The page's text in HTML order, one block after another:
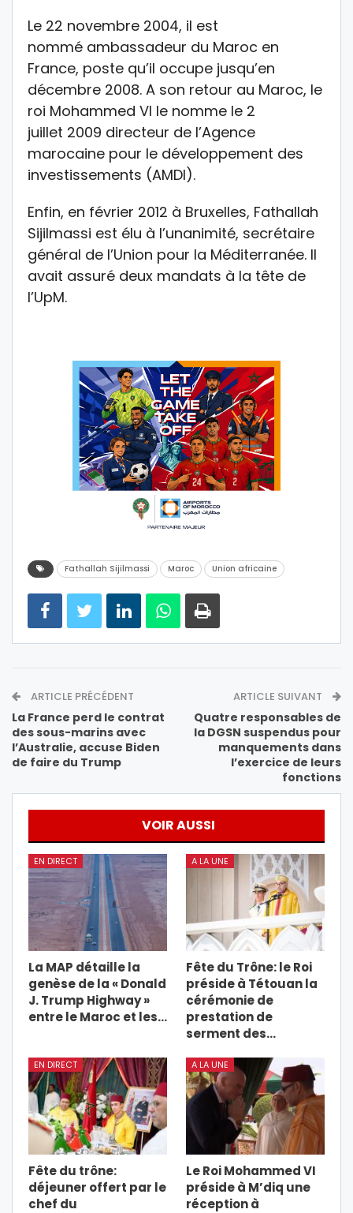
Le 22 novembre 2004, il est
nommé ambassadeur du Maroc en
France, poste qu’il occupe jusqu’en
décembre 2008. A son retour au Maroc, le
roi Mohammed VI le nomme le 2
juillet 2009 directeur de l’Agence
marocaine pour le développement des
investissements (AMDI).
Enfin, en février 2012 à Bruxelles, Fathallah
Sijilmassi est élu à l’unanimité, secrétaire
général de l’Union pour la Méditerranée. Il
avait assuré deux mandats à la tête de
l’UpM.
Fathallah Sijilmassi Maroc Union africaine
ARTICLE PRÉCÉDENT
La France perd le contrat
des sous-marins avec
l’Australie, accuse Biden
de faire du Trump
ARTICLE SUIVANT
Quatre responsables de
la DGSN suspendus pour
manquements dans
l’exercice de leurs
fonctions
VOIR AUSSI
EN DIRECT
La MAP détaille la
genèse de la « Donald
J. Trump Highway »
entre le Maroc et les…
A LA UNE
Fête du Trône: le Roi
préside à Tétouan la
cérémonie de
prestation de
serment des…
EN DIRECT
Fête du trône:
déjeuner offert par le
chef du
A LA UNE
Le Roi Mohammed VI
préside à M’diq une
réception à